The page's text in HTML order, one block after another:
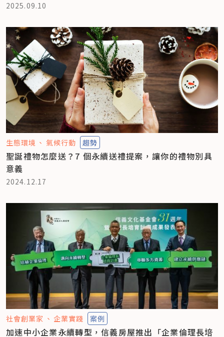
2025.09.10
生態環境 氣候行動 趨勢
聖誕禮物怎麼送？7 個永續送禮提案，讓你的禮物別具
意義
2024.12.17
社會創業家 企業實踐 案例
加速中小企業永續轉型，信義房屋推出「企業倫理長培